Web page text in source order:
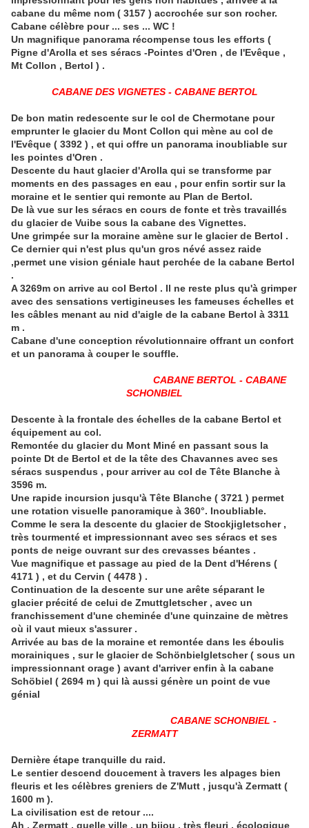
cabane du même nom ( 3157 ) accrochée sur son rocher.
Cabane célèbre pour ... ses ... WC !
Un magnifique panorama récompense tous les efforts (
Pigne d'Arolla et ses séracs -Pointes d'Oren , de l'Evêque ,
Mt Collon , Bertol ) .
CABANE DES VIGNETES - CABANEBERTOL
De bon matin redescente sur le col de Chermotane pour
emprunter le glacier du Mont Collon qui mène au col de
l'Evêque ( 3392 ) , et qui offre un panorama inoubliable sur
les pointes d'Oren .
Descente du haut glacier d'Arolla qui se transforme par
moments en des passages en eau , pour enfin sortir sur la
moraine et le sentier qui remonte au Plan de Bertol.
De là vue sur les séracs en cours de fonte et très travaillés
du glacier de Vuibe sous la cabane des Vignettes.
Une grimpée sur la moraine amène sur le glacier de Bertol .
Ce dernier qui n'est plus qu'un gros névé assez raide
,permet une vision géniale haut perchée de la cabane Bertol
.
A 3269m on arrive au col Bertol . Il ne reste plus qu'à grimper
avec des sensations vertigineuses les fameuses échelles et
les câbles menant au nid d'aigle de la cabane Bertol à 3311
m .
Cabane d'une conception révolutionnaire offrant un confort
et un panorama à couper le souffle.
CABANE BERTOL - CABANE
SCHONBIEL
Descente à la frontale des échelles de la cabane Bertol et
équipement au col.
Remontée du glacier du Mont Miné en passant sous la
pointe Dt de Bertol et de la tête des Chavannes avec ses
séracs suspendus , pour arriver au col de Tête Blanche à
3596 m.
Une rapide incursion jusqu'à Tête Blanche ( 3721 ) permet
une rotation visuelle panoramique à 360°. Inoubliable.
Comme le sera la descente du glacier de Stockjigletscher ,
très tourmenté et impressionnant avec ses séracs et ses
ponts de neige ouvrant sur des crevasses béantes .
Vue magnifique et passage au pied de la Dent d'Hérens (
4171 ) , et du Cervin ( 4478 ) .
Continuation de la descente sur une arête séparant le
glacier précité de celui de Zmuttgletscher , avec un
franchissement d'une cheminée d'une quinzaine de mètres
où il vaut mieux s'assurer .
Arrivée au bas de la moraine et remontée dans les éboulis
morainiques , sur le glacier de Schönbielgletscher ( sous un
impressionnant orage ) avant d'arriver enfin à la cabane
Schöbiel ( 2694 m ) qui là aussi génère un point de vue
génial
CABANE SCHONBIEL -
ZERMATT
Dernière étape tranquille du raid.
Le sentier descend doucement à travers les alpages bien
fleuris et les célèbres greniers de Z'Mutt , jusqu'à Zermatt (
1600 m ).
La civilisation est de retour ....
Ah , Zermatt , quelle ville , un bijou , très fleuri , écologique